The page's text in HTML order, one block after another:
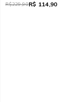
R$229,90R$ 114,90